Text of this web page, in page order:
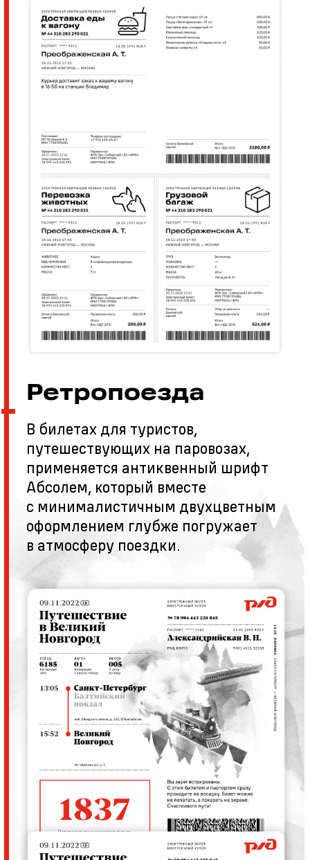
Ретропоезда
В билетах для туристов,
путешествующих на паровозах,
применяется антиквенный шрифт
Абсолем, который вместе
с минималистичным двухцветным
оформлением глубже погружает
в атмосферу поездки.